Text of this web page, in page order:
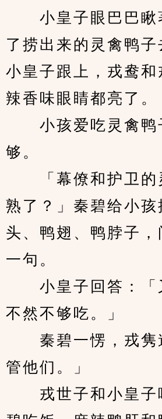
小皇子眼巴巴瞅
了捞出来的灵禽鸭子
小皇子跟上，戎鸯和
辣香味眼睛都亮了。
小孩爱吃灵禽鸭
够。
「幕僚和护卫的
熟了？」秦碧给小孩
头、鸭翅、鸭脖子，
一句。
小皇子回答：「
不然不够吃。」
秦碧一愣，戎隽
管他们。」
戎世子和小皇子